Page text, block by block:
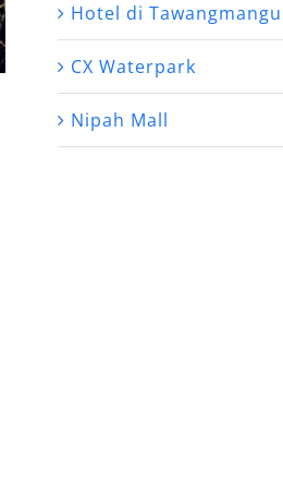
Hotel di Tawangmangu
CX Waterpark
Nipah Mall